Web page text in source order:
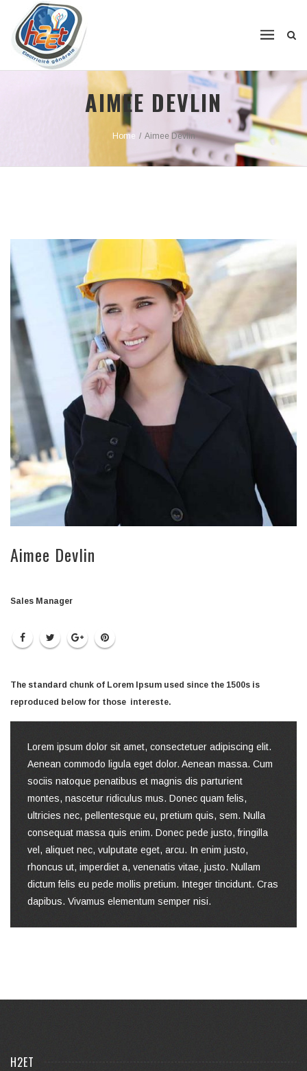
AIMEE DEVLIN
Home / Aimee Devlin
Aimee Devlin
Sales Manager
The standard chunk of Lorem Ipsum used since the 1500s is
reproduced below for those intereste.
Lorem ipsum dolor sit amet, consectetuer adipiscing elit.
Aenean commodo ligula eget dolor. Aenean massa. Cum
sociis natoque penatibus et magnis dis parturient
montes, nascetur ridiculus mus. Donec quam felis,
ultricies nec, pellentesque eu, pretium quis, sem. Nulla
consequat massa quis enim. Donec pede justo, fringilla
vel, aliquet nec, vulputate eget, arcu. In enim justo,
rhoncus ut, imperdiet a, venenatis vitae, justo. Nullam
dictum felis eu pede mollis pretium. Integer tincidunt. Cras
dapibus. Vivamus elementum semper nisi.
H2ET